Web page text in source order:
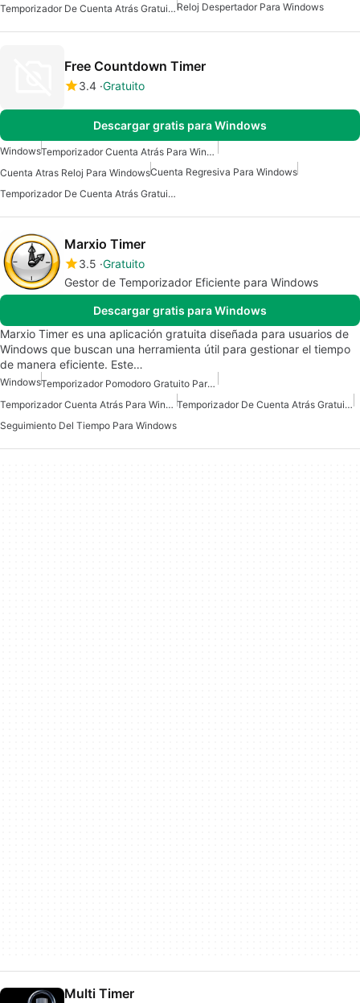
Temporizador De Cuenta Atrás Gratuito Para WindowsReloj Despertador Para Windows
Free Countdown Timer
3.4 Gratuito
Descargar gratis para Windows
Windows
Temporizador Cuenta Atrás Para Windows
Cuenta Atras Reloj Para WindowsCuenta Regresiva Para Windows
Temporizador De Cuenta Atrás Gratuito Para Windows
Marxio Timer
3.5 Gratuito
Gestor de Temporizador Eficiente para Windows
Descargar gratis para Windows
Marxio Timer es una aplicación gratuita diseñada para usuarios de
Windows que buscan una herramienta útil para gestionar el tiempo
de manera eficiente. Este…
Windows
Temporizador Pomodoro Gratuito Para Windows
Temporizador Cuenta Atrás Para Windows
Temporizador De Cuenta Atrás Gratuito Para Windows
Seguimiento Del Tiempo Para Windows
Multi Timer